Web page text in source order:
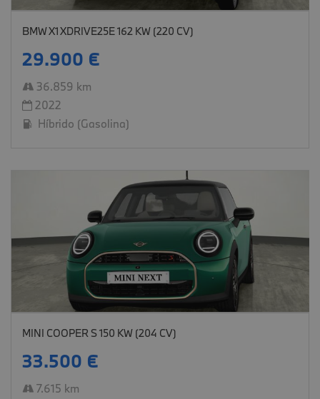
BMW X1 XDRIVE25E 162 KW (220 CV)
29.900 €
36.859 km
2022
Híbrido (Gasolina)
MINI COOPER S 150 KW (204 CV)
33.500 €
7.615 km